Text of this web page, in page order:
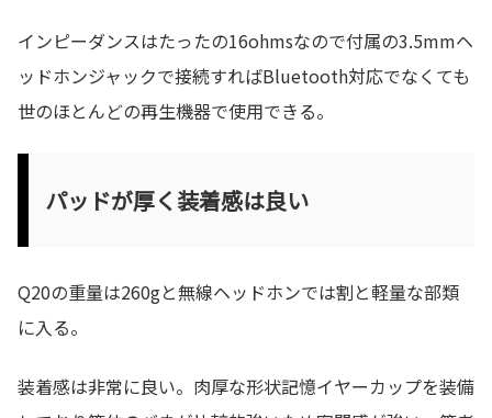
インピーダンスはたったの16ohmsなので付属の3.5mmヘ
ッドホンジャックで接続すればBluetooth対応でなくても
世のほとんどの再生機器で使用できる。
パッドが厚く装着感は良い
Q20の重量は260gと無線ヘッドホンでは割と軽量な部類
に入る。
装着感は非常に良い。肉厚な形状記憶イヤーカップを装備